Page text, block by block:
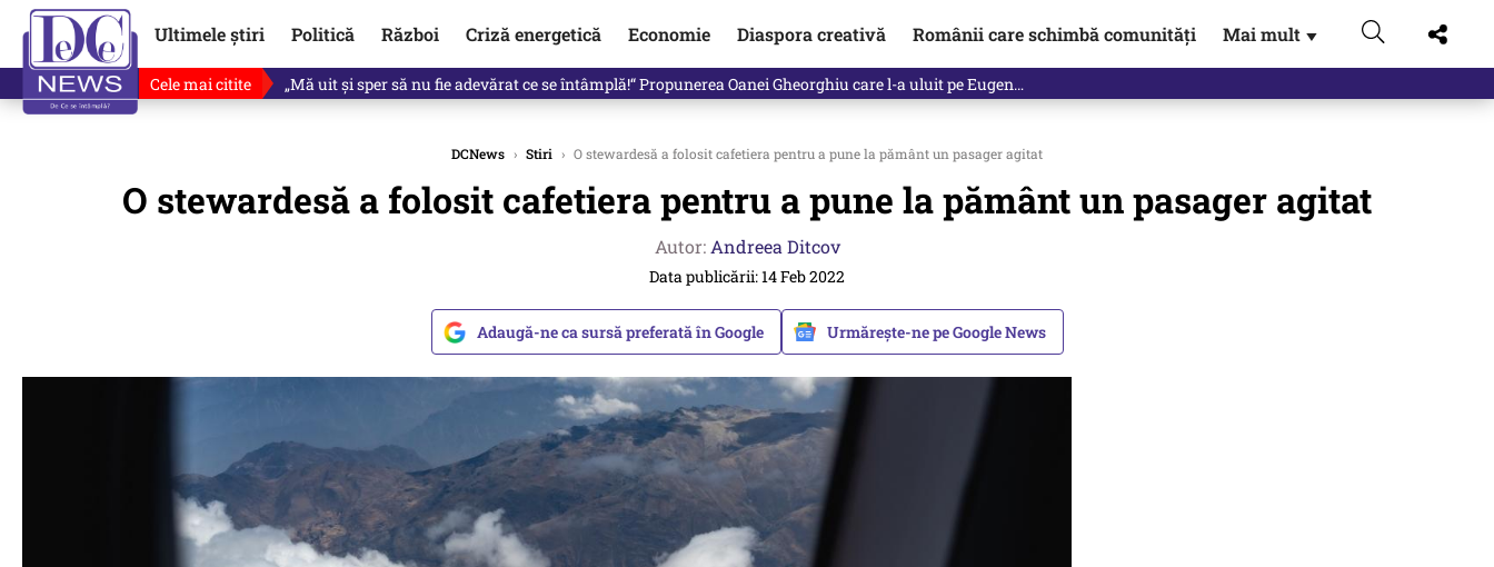
Ultimele știri Politică Război Criză energetică Economie Diaspora creativă Românii care schimbă comunități Mai mult ▼
Cele mai citite „Mă uit și sper să nu fie adevărat ce se întâmplă!“ Propunerea Oanei Gheorghiu care l-a uluit pe Eugen…
DCNews › Stiri › O stewardesă a folosit cafetiera pentru a pune la pământ un pasager agitat
O stewardesă a folosit cafetiera pentru a pune la pământ un pasager agitat
Autor: Andreea Ditcov
Data publicării: 14 Feb 2022
Adaugă-ne ca sursă preferată în Google Urmărește-ne pe Google News